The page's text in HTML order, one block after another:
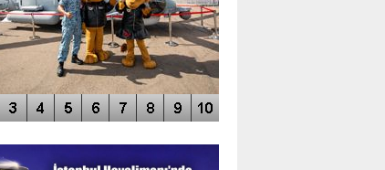
AŞILDIĞI HAVALİMANI